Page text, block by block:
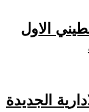
الاول
الجديدة